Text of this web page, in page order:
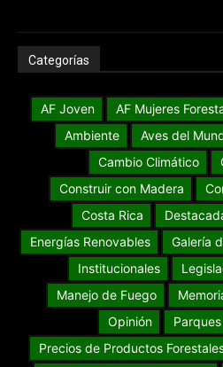
Categorías
AF Joven AF Mujeres
Ambiente
Aves del
Cambio Climático
Construir con Madera
Costa Rica
Energías Renovables
Galería
Institucionales
Manejo de Fuego
Opinión
Precios de Productos